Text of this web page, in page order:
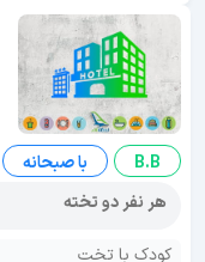
B.B
با صبحانه
هر نفر دو تخته
کودک با تخت